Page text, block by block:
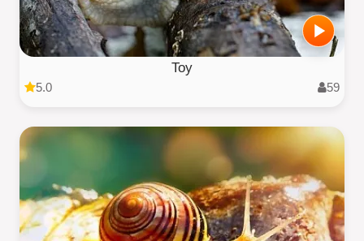
Toy
5.0 59